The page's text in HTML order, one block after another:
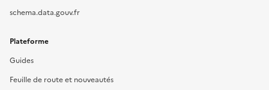
schema.data.gouv.fr
Plateforme
Guides
Feuille de route et nouveautés